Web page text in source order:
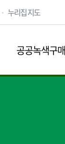
누리집 지도
공공녹색구